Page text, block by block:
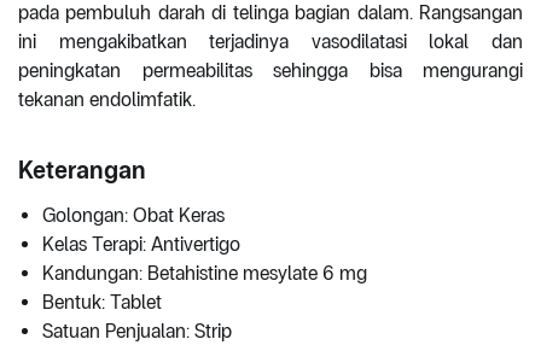
pada pembuluh darah di telinga bagian dalam. Rangsangan
ini mengakibatkan terjadinya vasodilatasi lokal dan
peningkatan permeabilitas sehingga bisa mengurangi
tekanan endolimfatik.
Keterangan
Golongan: Obat Keras
Kelas Terapi: Antivertigo
Kandungan: Betahistine mesylate 6 mg
Bentuk: Tablet
Satuan Penjualan: Strip